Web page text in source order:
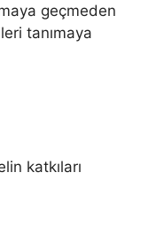
geçmeden
tanımaya
katkıları